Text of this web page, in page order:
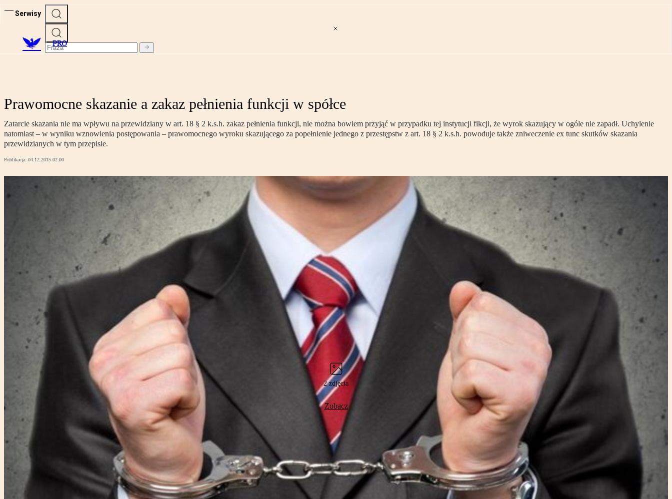
Serwisy
PRO
Prawomocne skazanie a zakaz pełnienia funkcji w spółce
Zatarcie skazania nie ma wpływu na przewidziany w art. 18 § 2 k.s.h. zakaz pełnienia funkcji, nie można bowiem przyjąć w przypadku tej instytucji fikcji, że wyrok skazujący w ogóle nie zapadł. Uchylenie
natomiast – w wyniku wznowienia postępowania – prawomocnego wyroku skazującego za popełnienie jednego z przestępstw z art. 18 § 2 k.s.h. powoduje także zniweczenie ex tunc skutków skazania
przewidzianych w tym przepisie.
Publikacja: 04.12.2015 02:00
2 zdjęcia
Zobacz